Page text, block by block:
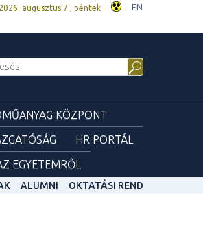
2026. augusztus 7., péntek EN
KÖZPONT
HR PORTÁL
EGYETEMRŐL
ALUMNI OKTATÁSI REND